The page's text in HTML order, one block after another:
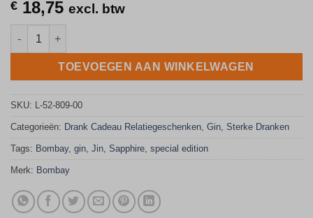
€ 18,75 excl. btw
Bombay Sapphire Sunset Special Edition Gin 70cl aantal
TOEVOEGEN AAN WINKELWAGEN
SKU: L-52-809-00
Categorieën: Drank Cadeau Relatiegeschenken, Gin, Sterke Dranken
Tags: Bombay, gin, Jin, Sapphire, special edition
Merk: Bombay